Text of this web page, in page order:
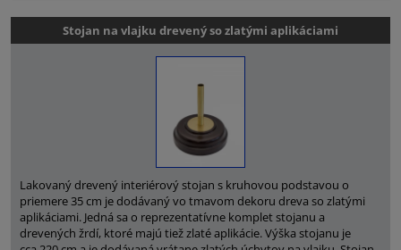
Stojan na vlajku drevený so zlatými aplikáciami
Lakovaný drevený interiérový stojan s kruhovou podstavou o
priemere 35 cm je dodávaný vo tmavom dekoru dreva so zlatými
aplikáciami. Jedná sa o reprezentatívne komplet stojanu a
drevených žrdí, ktoré majú tiež zlaté aplikácie. Výška stojanu je